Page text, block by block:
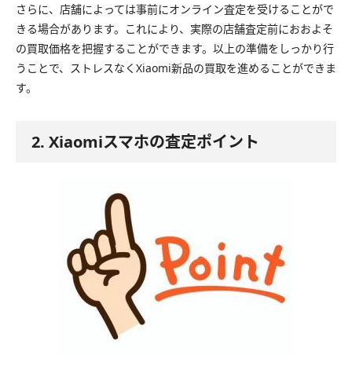
さらに、店舗によっては事前にオンライン査定を受けることがで
きる場合があります。これにより、実際の店舗査定前におおよそ
の買取価格を把握することができます。以上の準備をしっかり行
うことで、ストレスなくXiaomi新品の買取を進めることができま
す。
2. Xiaomiスマホの査定ポイント